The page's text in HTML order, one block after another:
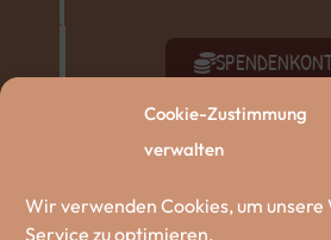
Cookie-Zustimmung
verwalten
Wir verwenden Cookies, um unsere
Service zu optimieren.
SACHSPENDEN